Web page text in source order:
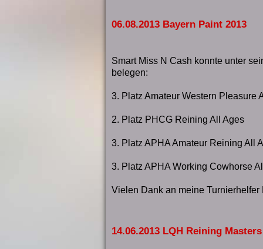
06.08.2013 Bayern Paint 2013
Smart Miss N Cash konnte unter
belegen:
3. Platz Amateur Western Pleasure
2. Platz PHCG Reining All Ages
3. Platz APHA Amateur Reining All
3. Platz APHA Working Cowhorse
Vielen Dank an meine Turnierhelfer
14.06.2013 LQH Reining Masters